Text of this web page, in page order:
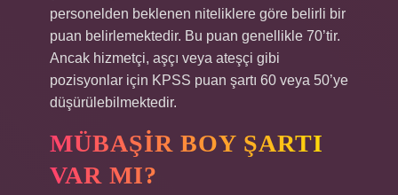
personelden beklenen niteliklere göre belirli bir
puan belirlemektedir. Bu puan genellikle 70’tir.
Ancak hizmetçi, aşçı veya ateşçi gibi
pozisyonlar için KPSS puan şartı 60 veya 50’ye
düşürülebilmektedir.
MÜBAŞIR BOY ŞARTI
VAR MI?